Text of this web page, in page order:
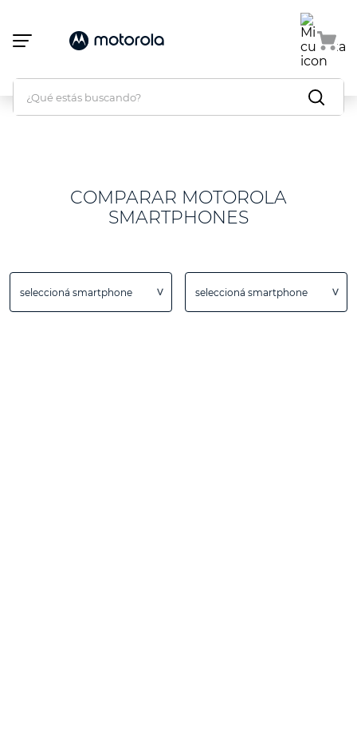
sitio
cuenta
un
sistema
¿Qué estás buscando?
COMPARAR MOTOROLA
SMARTPHONES
seleccioná smartphone seleccioná smartphone